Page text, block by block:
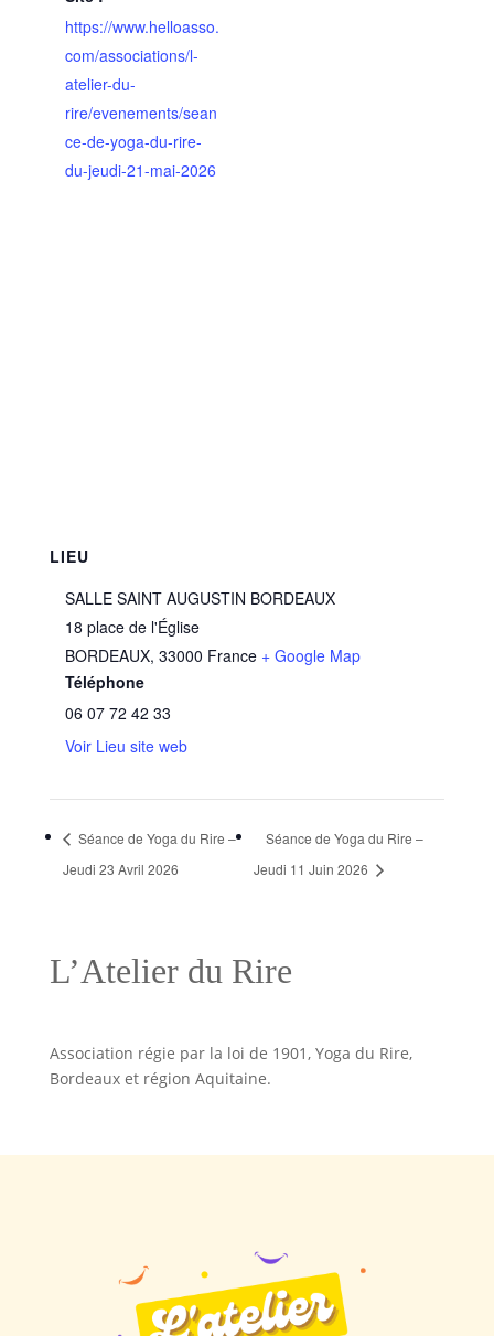
https://www.helloasso.
com/associations/l-
atelier-du-
rire/evenements/sean
ce-de-yoga-du-rire-
du-jeudi-21-mai-2026
LIEU
SALLE SAINT AUGUSTIN BORDEAUX
18 place de l'Église
BORDEAUX, 33000 France + Google Map
Téléphone
06 07 72 42 33
Voir Lieu site web
Séance de Yoga du Rire –
Jeudi 23 Avril 2026
Séance de Yoga du Rire –
Jeudi 11 Juin 2026
L’Atelier du Rire
Association régie par la loi de 1901, Yoga du Rire,
Bordeaux et région Aquitaine.